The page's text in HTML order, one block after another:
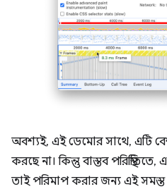
অবশ্যই, এই ডেমোর সাথে, এটি
করছে না। কিন্তু বাস্তব
তাই পরিমাপ করার জন্য এই